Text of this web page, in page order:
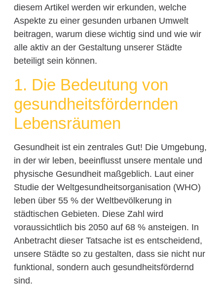
diesem Artikel werden wir erkunden, welche
Aspekte zu einer gesunden urbanen Umwelt
beitragen, warum diese wichtig sind und wie wir
alle aktiv an der Gestaltung unserer Städte
beteiligt sein können.
1. Die Bedeutung von
gesundheitsfördernden
Lebensräumen
Gesundheit ist ein zentrales Gut! Die Umgebung,
in der wir leben, beeinflusst unsere mentale und
physische Gesundheit maßgeblich. Laut einer
Studie der Weltgesundheitsorganisation (WHO)
leben über 55 % der Weltbevölkerung in
städtischen Gebieten. Diese Zahl wird
voraussichtlich bis 2050 auf 68 % ansteigen. In
Anbetracht dieser Tatsache ist es entscheidend,
unsere Städte so zu gestalten, dass sie nicht nur
funktional, sondern auch gesundheitsfördernd
sind.